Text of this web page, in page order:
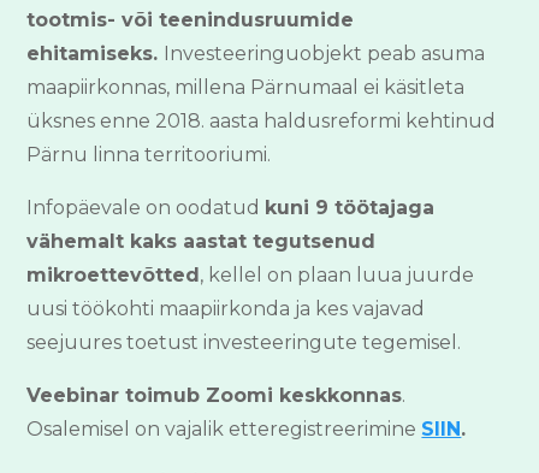
tootmis- või teenindusruumide
ehitamiseks. Investeeringuobjekt peab asuma
maapiirkonnas, millena Pärnumaal ei käsitleta
üksnes enne 2018. aasta haldusreformi kehtinud
Pärnu linna territooriumi.
Infopäevale on oodatud kuni 9 töötajaga
vähemalt kaks aastat tegutsenud
mikroettevõtted, kellel on plaan luua juurde
uusi töökohti maapiirkonda ja kes vajavad
seejuures toetust investeeringute tegemisel.
Veebinar toimub Zoomi keskkonnas.
Osalemisel on vajalik etteregistreerimine SIIN.